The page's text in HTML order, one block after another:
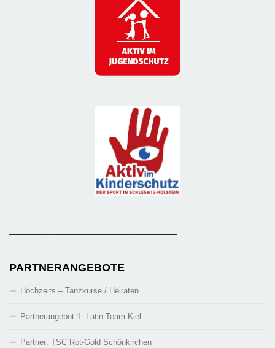
PARTNERANGEBOTE
Hochzeits – Tanzkurse / Heiraten
Partnerangebot 1. Latin Team Kiel
Partner: TSC Rot-Gold Schönkirchen